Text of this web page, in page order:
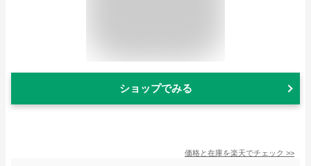
ショップでみる
価格と在庫を楽天でチェック >>